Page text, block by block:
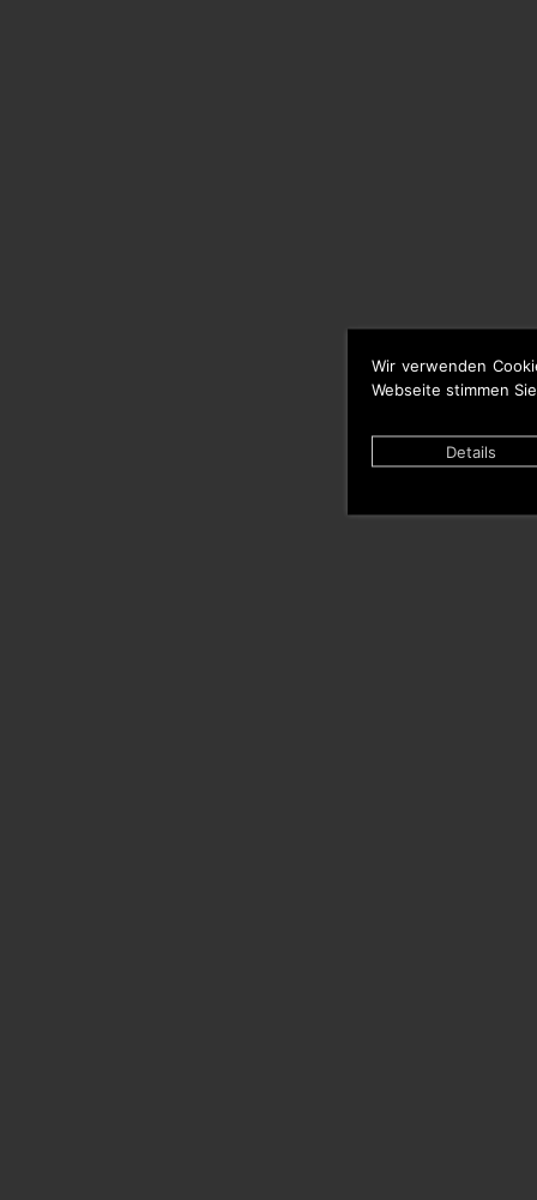
Wir verwenden
Webseite stimmen
Details